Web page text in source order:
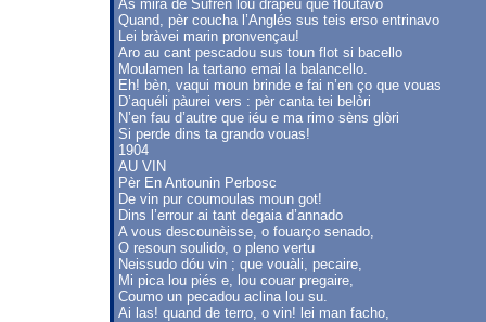
As mira de Sufren lou drapèu que floutavo
Quand, pèr coucha l’Anglés sus teis erso entrinavo
Lei bràvei marin pronvençau!
Aro au cant pescadou sus toun flot si bacello
Moulamen la tartano emai la balancello.
Eh! bèn, vaqui moun brinde e fai n’en ço que vouas
D’aquéli pàurei vers : pèr canta tei belòri
N’en fau d’autre que iéu e ma rimo sèns glòri
Si perde dins ta grando vouas!
1904
AU VIN
Pèr En Antounin Perbosc
De vin pur coumoulas moun got!
Dins l’errour ai tant degaia d’annado
A vous descounèisse, o fouarço senado,
O resoun soulido, o pleno vertu
Neissudo dóu vin ; que vouàli, pecaire,
Mi pica lou piés e, lou couar pregaire,
Coumo un pecadou aclina lou su.
Ai las! quand de terro, o vin! lei man facho,